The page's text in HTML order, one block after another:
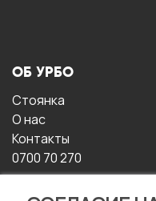
ОБ УРБО
Стоянка
О нас
Контакты
0700 70 270